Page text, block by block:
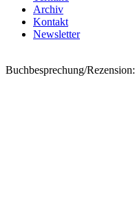
Archiv
Kontakt
Newsletter
Buchbesprechung/Rezension: